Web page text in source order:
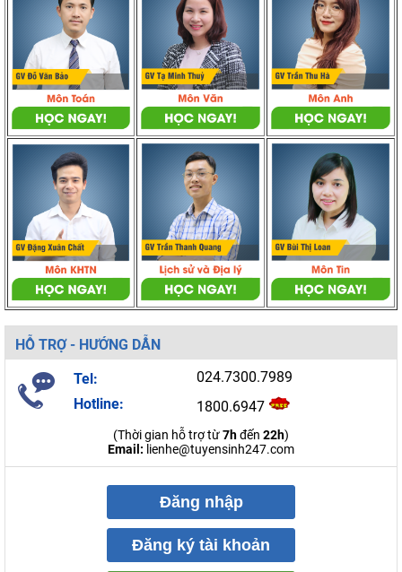
HỖ TRỢ - HƯỚNG DẪN
Tel:
024.7300.7989
Hotline:
1800.6947
(Thời gian hỗ trợ từ7hđến 22h)
Email: lienhe@tuyensinh247.com
Đăng nhập
Đăng ký tài khoản